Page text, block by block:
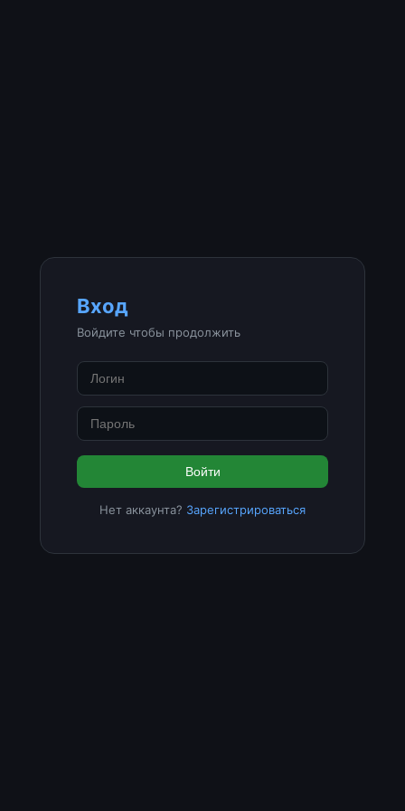
Вход
Войдите чтобы продолжить
Войти
Нет аккаунта? Зарегистрироваться